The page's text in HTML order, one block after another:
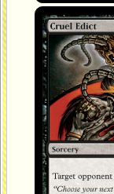
Édit cruel